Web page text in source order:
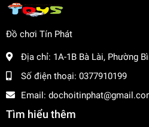
Đồ chơi Tín Phát
Địa chỉ: 1A-1B Bà Lài, Phường
Số điện thoại: 0377910199
Email:
Tìm hiểu thêm